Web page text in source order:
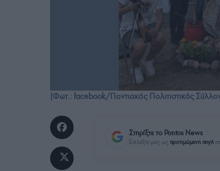
(Φωτ.: facebook/Ποντιακός Πολιτιστικός
Στηρίξτε το Pontos News
Επιλέξτε μας ως προτιμώμενη πηγή